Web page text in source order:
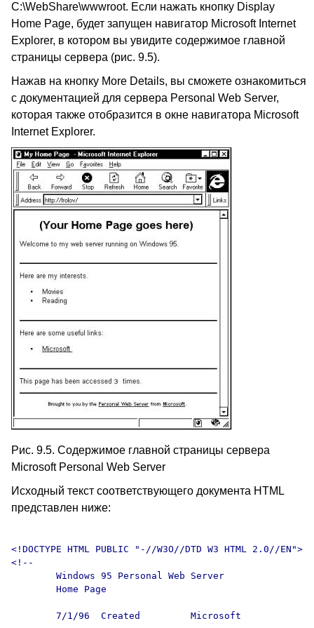
C:\WebShare\wwwroot. Если нажать кнопку Display
Home Page, будет запущен навигатор Microsoft Internet
Explorer, в котором вы увидите содержимое главной
страницы сервера (рис. 9.5).
Нажав на кнопку More Details, вы сможете ознакомиться
с документацией для сервера Personal Web Server,
которая также отобразится в окне навигатора Microsoft
Internet Explorer.
Рис. 9.5. Содержимое главной страницы сервера
Microsoft Personal Web Server
Исходный текст соответствующего документа HTML
представлен ниже:
<!DOCTYPE HTML PUBLIC "-//W3O//DTD W3 HTML 2.0//EN">
<!--